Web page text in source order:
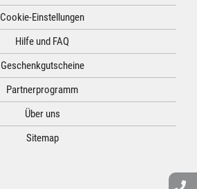
Cookie-Einstellungen
Hilfe und FAQ
Geschenkgutscheine
Partnerprogramm
Über uns
Sitemap